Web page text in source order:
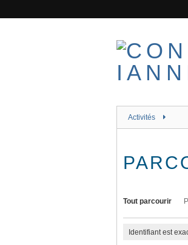
Activités
Tout parcourir
Identifiant est